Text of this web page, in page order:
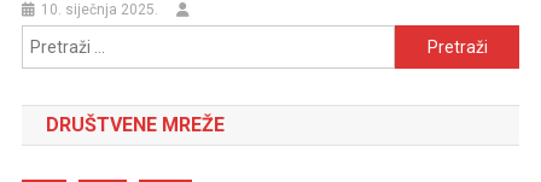
10. siječnja 2025.
Pretraži:
DRUŠTVENE MREŽE